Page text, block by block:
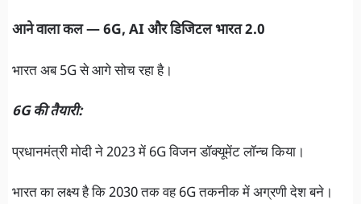
आने वाला कल — 6G, AI और डिजिटल भारत 2.0
भारत अब 5G से आगे सोच रहा है।
6G की तैयारी:
प्रधानमंत्री मोदी ने 2023 में 6G विजन डॉक्यूमेंट लॉन्च किया।
भारत का लक्ष्य है कि 2030 तक वह 6G तकनीक में अग्रणी देश बने।